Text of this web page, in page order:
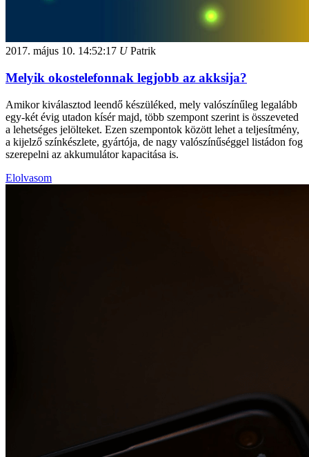
2017. május 10. 14:52:17 UPatrik
Melyik okostelefonnak legjobb az akksija?
Amikor kiválasztod leendő készüléked, mely valószínűleg legalább
egy-két évig utadon kísér majd, több szempont szerint is összeveted
a lehetséges jelölteket. Ezen szempontok között lehet a teljesítmény,
a kijelző színkészlete, gyártója, de nagy valószínűséggel listádon fog
szerepelni az akkumulátor kapacitása is.
Elolvasom